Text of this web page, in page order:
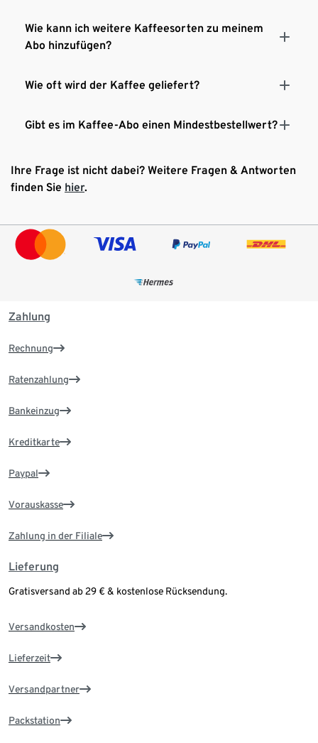
Wie kann ich weitere Kaffeesorten zu meinem
Abo hinzufügen?
Wie oft wird der Kaffee geliefert?
Gibt es im Kaffee-Abo einen Mindestbestellwert?
Ihre Frage ist nicht dabei? Weitere Fragen & Antworten
finden Sie hier.
Zahlung
Rechnung
Ratenzahlung
Bankeinzug
Kreditkarte
Paypal
Vorauskasse
Zahlung in der Filiale
Lieferung
Gratisversand ab 29 € & kostenlose Rücksendung.
Versandkosten
Lieferzeit
Versandpartner
Packstation